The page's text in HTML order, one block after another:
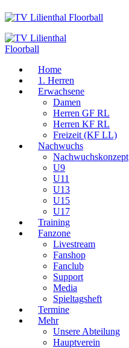
Home
1. Herren
Erwachsene
Damen
Herren GF RL
Herren KF RL
Freizeit (KF LL)
Nachwuchs
Nachwuchskonzept
U9
U11
U13
U15
U17
Training
Fanzone
Livestream
Fanshop
Fanclub
Support
Media
Spieltagsheft
Termine
Mehr
Unsere Abteilung
Hauptverein